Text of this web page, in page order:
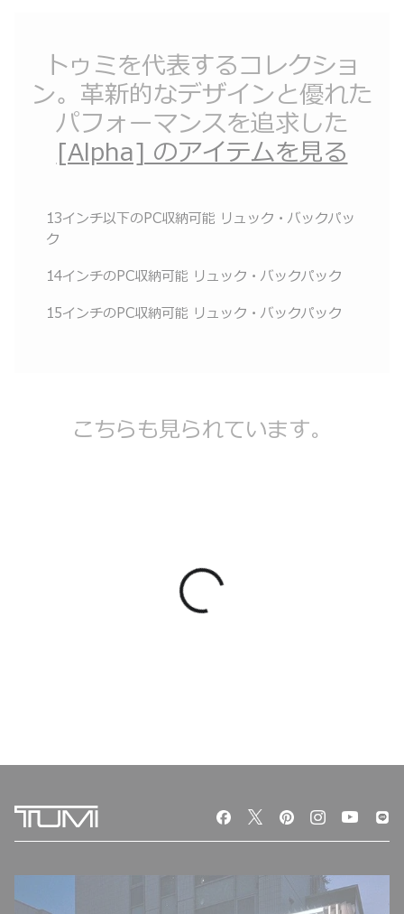
トゥミを代表するコレクショ
ン。革新的なデザインと優れた
パフォーマンスを追求した
[Alpha] のアイテムを見る
13インチ以下のPC収納可能 リュック・バックパッ
ク
14インチのPC収納可能 リュック・バックパック
15インチのPC収納可能 リュック・バックパック
こちらも見られています。